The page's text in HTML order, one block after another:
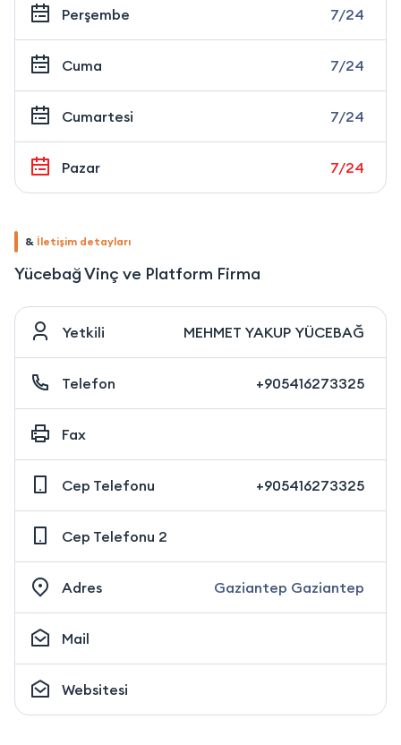
Perşembe 7/24
Cuma 7/24
Cumartesi 7/24
Pazar 7/24
& İletişim detayları
Yücebağ Vinç ve Platform Firma
Yetkili MEHMET YAKUP YÜCEBAĞ
Telefon +905416273325
Fax
Cep Telefonu +905416273325
Cep Telefonu 2
Adres Gaziantep Gaziantep
Mail
Websitesi